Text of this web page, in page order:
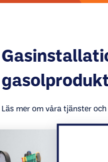
Läs mer om våra tjänster